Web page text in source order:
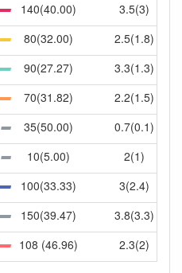
140(40.00)
3.5(3)
80(32.00)
2.5(1.8)
90(27.27)
3.3(1.3)
70(31.82)
2.2(1.5)
35(50.00)
0.7(0.1)
10(5.00)
2(1)
100(33.33)
3(2.4)
150(39.47)
3.8(3.3)
108 (46.96) 2.3(2)